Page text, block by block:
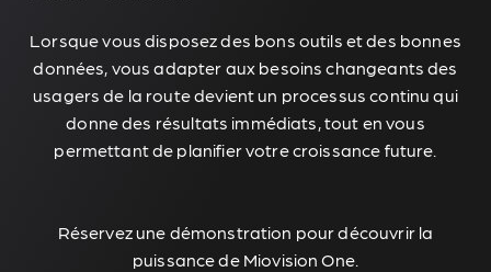
Lorsque vous disposez des bons outils et des bonnes
données, vous adapter aux besoins changeants des
usagers de la route devient un processus continu qui
donne des résultats immédiats, tout en vous
permettant de planifier votre croissance future.
Réservez une démonstration pour découvrir la
puissance de Miovision One.